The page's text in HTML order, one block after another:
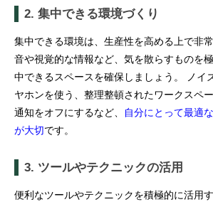
2. 集中できる環境づくり
集中できる環境は、生産性を高める上で非
音や視覚的な情報など、気を散らすものを
中できるスペースを確保しましょう。 ノイ
ヤホンを使う、整理整頓されたワークスペ
通知をオフにするなど、
自分にとって最適
が大切です。
3. ツールやテクニックの活用
便利なツールやテクニックを積極的に活用